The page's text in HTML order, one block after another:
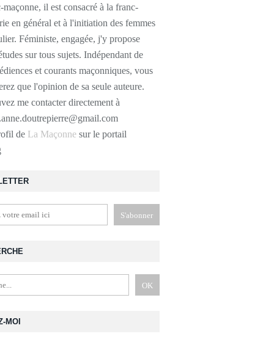
MOI
maçonne, il est consacré à la franc-
en général et à l'initiation des femmes
Féministe, engagée, j'y propose
sur tous sujets. Indépendant de
et courants maçonniques, vous
que l'opinion de sa seule auteure.
me contacter directement à
de La Maçonne sur le portail